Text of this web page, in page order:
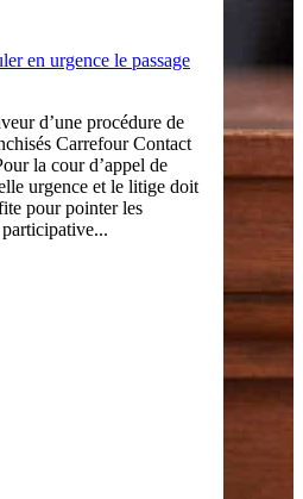
en urgence le passage
d’une procédure de
Carrefour Contact
la cour d’appel de
urgence et le litige doit
pour pointer les